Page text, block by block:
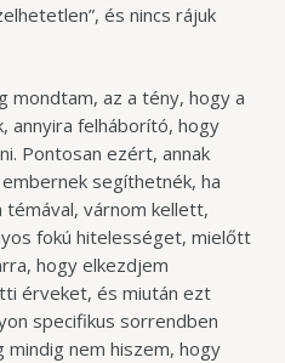
és nincs rájuk
mondtam, az a tény, hogy a
annyira felháborító, hogy
Pontosan ezért, annak
segíthetnék, ha
témával, várnom kellett,
fokú hitelességet, mielőtt
hogy elkezdjem
érveket, és miután ezt
specifikus sorrendben
nem hiszem, hogy